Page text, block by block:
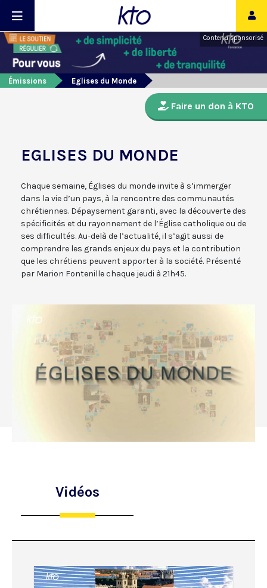
Contenu sponsorisé
Émissions Eglises du Monde
Faire un don à KTO
EGLISES DU MONDE
Chaque semaine, Églises du monde invite à s’immerger
dans la vie d’un pays, à la rencontre des communautés
chrétiennes. Dépaysement garanti, avec la découverte des
spécificités et du rayonnement de l’Église catholique ou de
ses difficultés. Au-delà de l’actualité, il s’agit aussi de
comprendre les grands enjeux du pays et la contribution
que les chrétiens peuvent apporter à la société. Présenté
par Marion Fontenille chaque jeudi à 21h45.
Vidéos